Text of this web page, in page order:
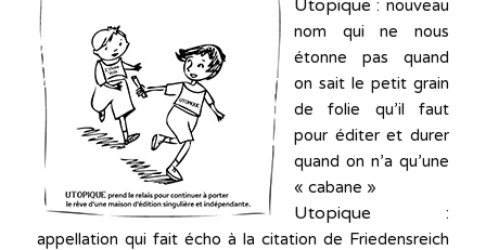
Utopique : nouveau
nom qui ne nous
étonne pas quand
on sait le petit grain
de folie qu’il faut
pour éditer et durer
quand on n’a qu’une
« cabane »
Utopique :
appellation qui fait écho à la citation de Friedensreich